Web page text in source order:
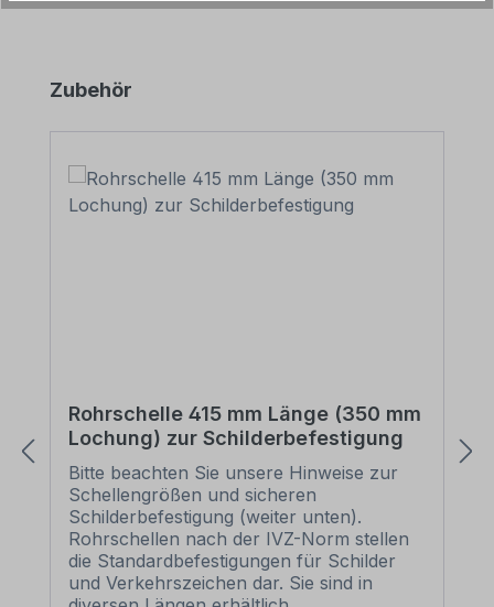
Produktgalerie überspringen
Zubehör
Rohrschelle 415 mm Länge (350 mm
Lochung) zur Schilderbefestigung
Bitte beachten Sie unsere Hinweise zur
Schellengrößen und sicheren
Schilderbefestigung (weiter unten).
Rohrschellen nach der IVZ-Norm stellen
die Standardbefestigungen für Schilder
und Verkehrszeichen dar. Sie sind in